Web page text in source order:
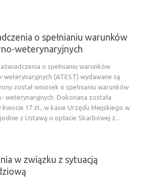
o spełnianiu warunków
weterynaryjnych
o spełnianiu warunków
weterynaryjnych (ATEST) wydawane są
został wniosek o spełnianiu warunków
weterynaryjnych. Dokonana została
kwocie 17 zł., w kasie Urzędu Miejskiego w
z Ustawą o opłacie Skarbowej z...
w związku z sytuacją